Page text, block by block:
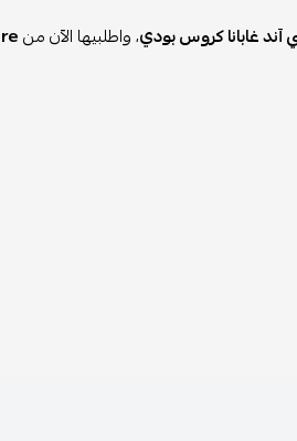
غابانا كروس بودي، واطلبيها الآن من